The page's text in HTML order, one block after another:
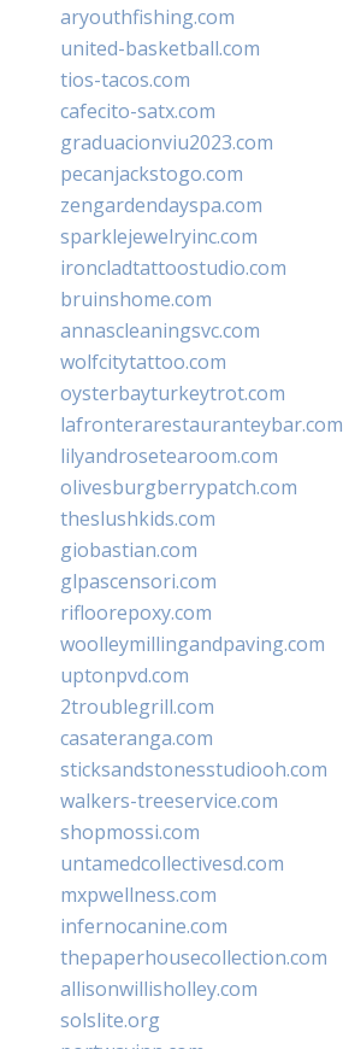
aryouthfishing.com
united-basketball.com
tios-tacos.com
cafecito-satx.com
graduacionviu2023.com
pecanjackstogo.com
zengardendayspa.com
sparklejewelryinc.com
ironcladtattoostudio.com
bruinshome.com
annascleaningsvc.com
wolfcitytattoo.com
oysterbayturkeytrot.com
lafronterarestauranteybar.com
lilyandrosetearoom.com
olivesburgberrypatch.com
theslushkids.com
giobastian.com
glpascensori.com
rifloorepoxy.com
woolleymillingandpaving.com
uptonpvd.com
2troublegrill.com
casateranga.com
sticksandstonesstudiooh.com
walkers-treeservice.com
shopmossi.com
untamedcollectivesd.com
mxpwellness.com
infernocanine.com
thepaperhousecollection.com
allisonwillisholley.com
solslite.org